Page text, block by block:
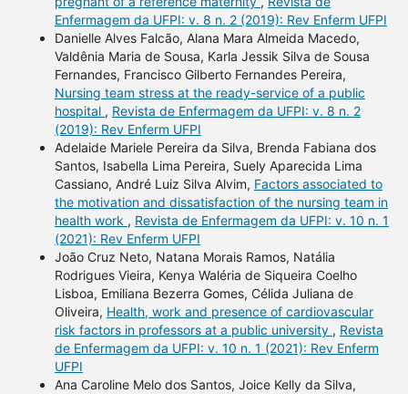
Enfermagem da UFPI: v. 8 n. 2 (2019): Rev Enferm UFPI
Danielle Alves Falcão, Alana Mara Almeida Macedo,
Valdênia Maria de Sousa, Karla Jessik Silva de Sousa
Fernandes, Francisco Gilberto Fernandes Pereira,
Nursing team stress at the ready-service of a public
hospital , Revista de Enfermagem da UFPI: v. 8 n. 2
(2019): Rev Enferm UFPI
Adelaide Mariele Pereira da Silva, Brenda Fabiana dos
Santos, Isabella Lima Pereira, Suely Aparecida Lima
Cassiano, André Luiz Silva Alvim, Factors associated to
the motivation and dissatisfaction of the nursing team in
health work , Revista de Enfermagem da UFPI: v. 10 n. 1
(2021): Rev Enferm UFPI
João Cruz Neto, Natana Morais Ramos, Natália
Rodrigues Vieira, Kenya Waléria de Siqueira Coelho
Lisboa, Emiliana Bezerra Gomes, Célida Juliana de
Oliveira, Health, work and presence of cardiovascular
risk factors in professors at a public university , Revista
de Enfermagem da UFPI: v. 10 n. 1 (2021): Rev Enferm
UFPI
Ana Caroline Melo dos Santos, Joice Kelly da Silva,